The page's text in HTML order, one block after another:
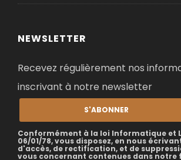
NEWSLETTER
Recevez régulièrement nos
inscrivant à notre newsletter
S'ABONNER
Conformément à la loi Informatique et
06/01/78, vous disposez, en nous
d'accès, de rectification, et de
vous concernant contenues dans notre